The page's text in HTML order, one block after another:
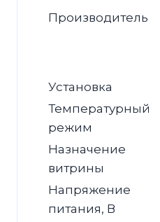
Производитель
Установка
Температурный
режим
Назначение
витрины
Напряжение
питания, В